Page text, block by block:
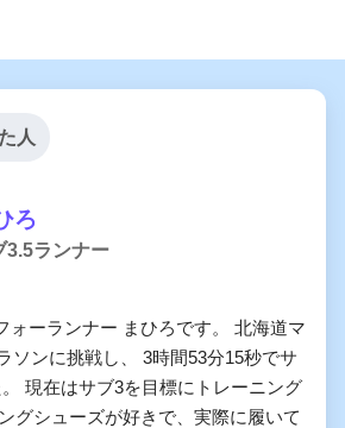
人
ろ
3.5ランナー
ォーランナー まひろです。 北海道マ
ソンに挑戦し、 3時間53分15秒でサ
現在はサブ3を目標にトレーニング
グシューズが好きで、実際に履いて